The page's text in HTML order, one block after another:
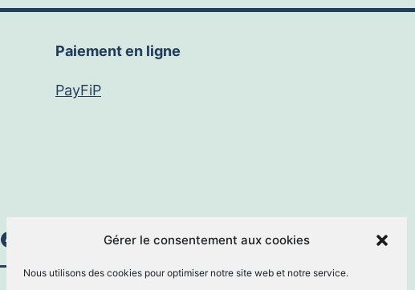
Gérer le consentement aux cookies
Nous utilisons des cookies pour optimiser notre site web et notre service.
Paiement en ligne
PayFiP
mail